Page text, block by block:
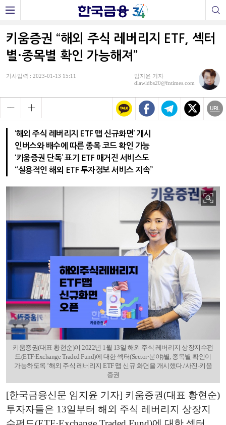
키움증권 “해외 주식 레버리지 ETF, 섹터
별·종목별 확인 가능해져”
기사입력 : 2023-01-13 15:11
임지윤 기자
dlawldbs20@fntimes.com
‘해외 주식 레버리지 ETF 맵 신규화면’ 개시
인버스와 배수에 따른 종목 코드 확인 가능
‘키움증권 단독’ 표기 ETF 매거진 서비스도
“실용적인 해외 ETF 투자정보 서비스 지속”
키움증권(대표 황현순)이 2022년 1월 13일 해외 주식 레버리지 상장지수펀
드(ETF·Exchange Traded Fund)에 대한 섹터(Sector·분야)별, 종목별 확인이
가능하도록 ’해외 주식 레버리지 ETF 맵 신규 화면을 개시했다./사진-키움
증권
[한국금융신문 임지윤 기자] 키움증권(대표 황현순)
투자자들은 13일부터 해외 주식 레버리지 상장지